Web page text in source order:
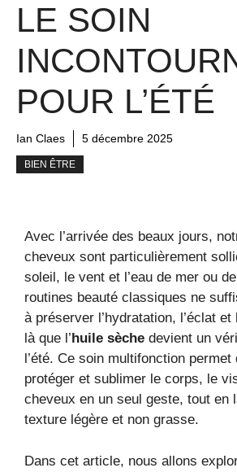
LE SOIN
POUR L’ÉTÉ
Ian Claes 5 décembre 2025
BIEN ÊTRE
Avec l’arrivée des beaux jours,
cheveux sont particulièrement
soleil, le vent et l’eau de mer ou
routines beauté classiques ne
à préserver l’hydratation, l’éclat et
là que l’ huile sèche devient un
l’été. Ce soin multifonction permet
protéger et sublimer le corps, le
cheveux en un seul geste, tout en
texture légère et non grasse.
Dans cet article, nous allons